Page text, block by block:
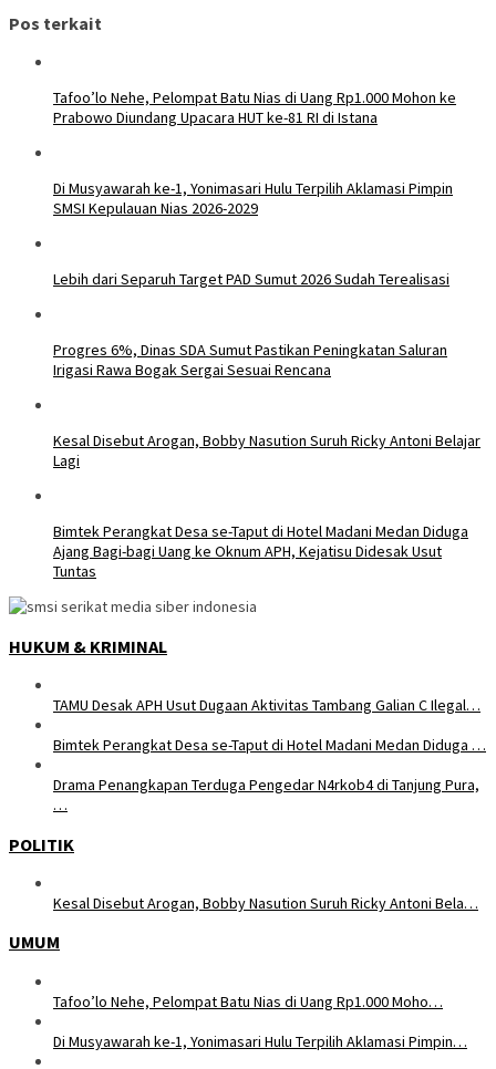
Pos terkait
Tafoo’lo Nehe, Pelompat Batu Nias di Uang Rp1.000 Mohon ke
Prabowo Diundang Upacara HUT ke-81 RI di Istana
Di Musyawarah ke-1, Yonimasari Hulu Terpilih Aklamasi Pimpin
SMSI Kepulauan Nias 2026-2029
Lebih dari Separuh Target PAD Sumut 2026 Sudah Terealisasi
Progres 6%, Dinas SDA Sumut Pastikan Peningkatan Saluran
Irigasi Rawa Bogak Sergai Sesuai Rencana
Kesal Disebut Arogan, Bobby Nasution Suruh Ricky Antoni Belajar
Lagi
Bimtek Perangkat Desa se-Taput di Hotel Madani Medan Diduga
Ajang Bagi-bagi Uang ke Oknum APH, Kejatisu Didesak Usut
Tuntas
HUKUM & KRIMINAL
TAMU Desak APH Usut Dugaan Aktivitas Tambang Galian C Ilegal…
Bimtek Perangkat Desa se-Taput di Hotel Madani Medan Diduga …
Drama Penangkapan Terduga Pengedar N4rkob4 di Tanjung Pura,
…
POLITIK
Kesal Disebut Arogan, Bobby Nasution Suruh Ricky Antoni Bela…
UMUM
Tafoo’lo Nehe, Pelompat Batu Nias di Uang Rp1.000 Moho…
Di Musyawarah ke-1, Yonimasari Hulu Terpilih Aklamasi Pimpin…